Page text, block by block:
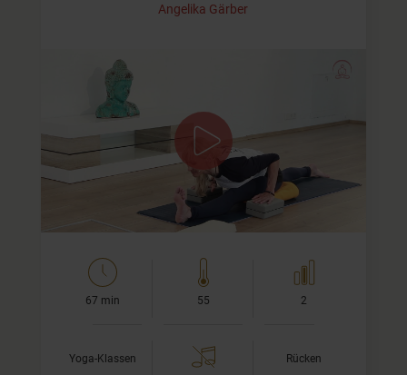
Angelika Gärber
Tri-Yoga für die Wirbelsäule
Dieses TriYoga-Video stärkt das Wasser-Element und
korrespondiert mit dem zweiten Chakra. Wir bringen alles
zum Fließen: Prana, Blut, Wasser...
Körperlich liegt der…
67 min 55 2
Yoga-Klassen Rücken